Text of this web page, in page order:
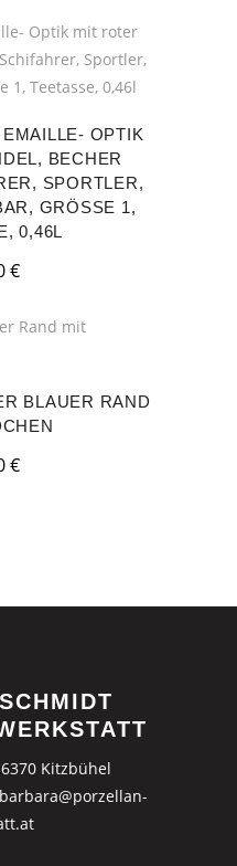
OPTIK
BECHER
SPORTLER,
GRÖSSE 1, T
0,46L
€
BLAUER RAND
€
Kitzbühel
barbara@porzellan-